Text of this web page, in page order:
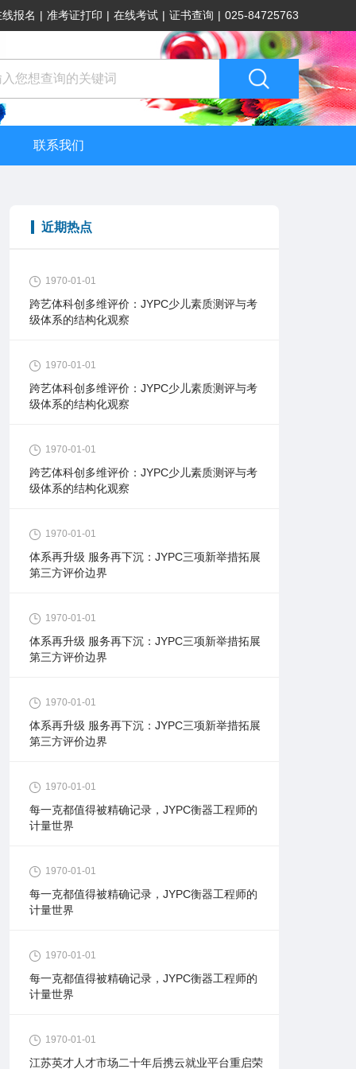
报名 | 准考证打印 | 在线考试 | 证书查询 | 025-84725763
联系我们
近期热点
1970-01-01
跨艺体科创多维评价：JYPC少儿素质测评与考
级体系的结构化观察
1970-01-01
跨艺体科创多维评价：JYPC少儿素质测评与考
级体系的结构化观察
1970-01-01
跨艺体科创多维评价：JYPC少儿素质测评与考
级体系的结构化观察
1970-01-01
体系再升级 服务再下沉：JYPC三项新举措拓展
第三方评价边界
1970-01-01
体系再升级 服务再下沉：JYPC三项新举措拓展
第三方评价边界
1970-01-01
体系再升级 服务再下沉：JYPC三项新举措拓展
第三方评价边界
1970-01-01
每一克都值得被精确记录，JYPC衡器工程师的
计量世界
1970-01-01
每一克都值得被精确记录，JYPC衡器工程师的
计量世界
1970-01-01
每一克都值得被精确记录，JYPC衡器工程师的
计量世界
1970-01-01
江苏英才人才市场二十年后携云就业平台重启荣